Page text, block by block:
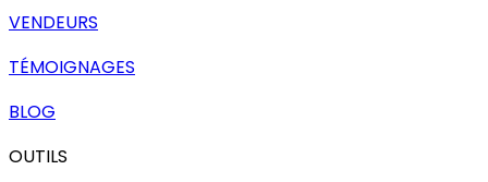
VENDEURS
TÉMOIGNAGES
BLOG
OUTILS